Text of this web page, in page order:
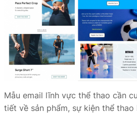
Mẫu email lĩnh vực thể thao cần
tiết về sản phẩm, sự kiện thể thao